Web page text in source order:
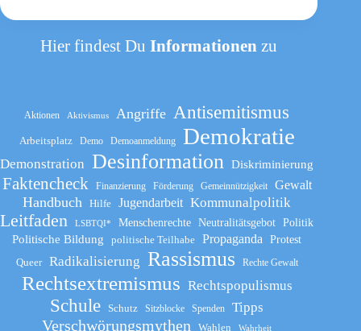
Hier findest DuInformationenzu
Aktionen Aktivismus Angriffe Antisemitismus
Arbeitsplatz Demo Demoanmeldung Demokratie
Demonstration Desinformation Diskriminierung
Faktencheck Finanzierung Förderung Gemeinnützigkeit Gewalt
Handbuch Hilfe Jugendarbeit Kommunalpolitik
Leitfaden LSBTQI* Menschenrechte Neutralitätsgebot Politik
Politische Bildung politische Teilhabe Propaganda
Protest
Queer
Radikalisierung Rassismus Rechte Gewalt
Rechtsextremismus Rechtspopulismus
Schule Schutz Sitzblocke Spenden Tipps
Verschwörungsmythen Wahlen Wahrheit